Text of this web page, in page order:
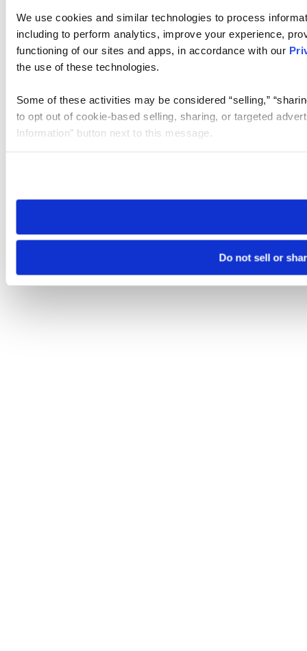
We use cookies and similar technologies to process
including to perform analytics, improve your experience,
functioning of our sites and apps, in accordance with our
the use of these technologies.
Some of these activities may be considered “selling,”
to opt out of cookie-based selling, sharing, or targeted
Information” button next to this message.
need to be set again.
Do not sell or